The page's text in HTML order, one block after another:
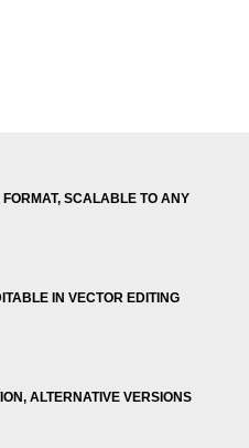
SCALABLE TO ANY
IN VECTOR EDITING
ALTERNATIVE VERSIONS